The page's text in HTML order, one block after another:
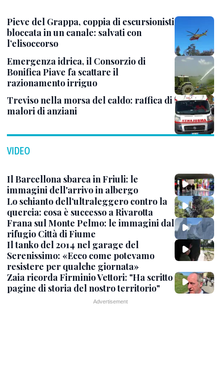
Pieve del Grappa, coppia di escursionisti
bloccata in un canale: salvati con
l’elisoccorso
Emergenza idrica, il Consorzio di
Bonifica Piave fa scattare il
razionamento irriguo
Treviso nella morsa del caldo: raffica di
malori di anziani
VIDEO
Il Barcellona sbarca in Friuli: le
immagini dell'arrivo in albergo
Lo schianto dell’ultraleggero contro la
quercia: cosa è successo a Rivarotta
Frana sul Monte Pelmo: le immagini dal
rifugio Città di Fiume
Il tanko del 2014 nel garage del
Serenissimo: «Ecco come potevamo
resistere per qualche giornata»
Zaia ricorda Firminio Vettori: "Ha scritto
pagine di storia del nostro territorio"